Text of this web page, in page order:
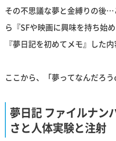
その不思議な夢と金縛りの後
ら『SFや映画に興味を持ち始
『夢日記を初めてメモ』した
ここから、「夢ってなんだろ
夢日記 ファイルナ
さと人体実験と注射